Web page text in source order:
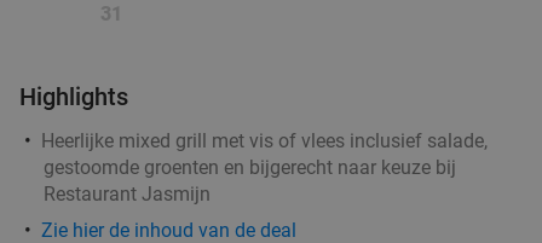
31
Highlights
Heerlijke mixed grill met vis of vlees inclusief salade,
gestoomde groenten en bijgerecht naar keuze bij
Restaurant Jasmijn
Zie hier de inhoud van de deal